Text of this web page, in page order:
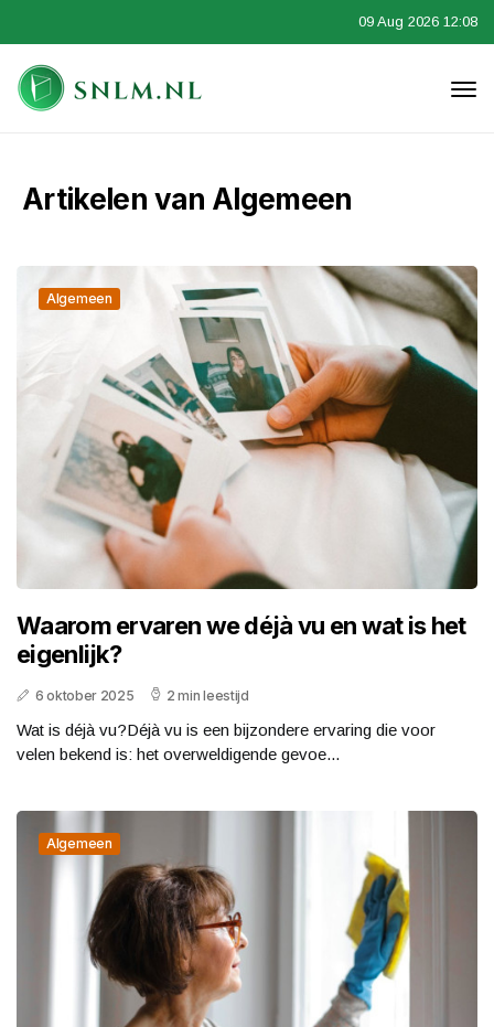
09 Aug 2026 12:08
Artikelen van Algemeen
Algemeen
Waarom ervaren we déjà vu en wat is het
eigenlijk?
6 oktober 2025 2 min leestijd
Wat is déjà vu?Déjà vu is een bijzondere ervaring die voor
velen bekend is: het overweldigende gevoe...
Algemeen